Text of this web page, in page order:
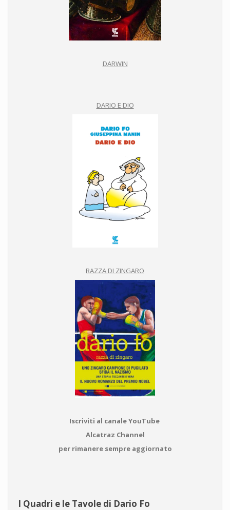
DARWIN
DARIO E DIO
RAZZA DI ZINGARO
Iscriviti al canale YouTube
Alcatraz Channel
per rimanere sempre aggiornato
I Quadri e le Tavole di Dario Fo